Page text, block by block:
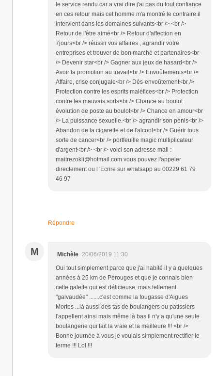
le service rendu car a vrai dire j'ai pas du tout confiance
en ces retour mais cet homme m'a montré le contraire.il
intervient dans les domaines suivants<br /> <br />
Retour de l'être aimé<br /> Retour d'affection en
7jours<br /> réussir vos affaires , agrandir votre
entreprises et trouver de bon marché et partenaires<br
/> Devenir star<br /> Gagner aux jeux de hasard<br />
Avoir la promotion au travail<br /> Envoûtements<br />
Affaire, crise conjugale<br /> Dés-envoûtement<br />
Protection contre les esprits maléfices<br /> Protection
contre les mauvais sorts<br /> Chance au boulot
évolution de poste au boulot<br /> Chance en amour<br
/> La puissance sexuelle.<br /> agrandir son pénis<br />
Abandon de la cigarette et de l'alcool<br /> Guérir tous
sorte de cancer<br /> portfeuille magic multiplicateur
d'argent<br /> <br /> voici son adresse mail :
maitrezokli@hotmail.com vous pouvez l'appeler
directement ou l 'Ecrire sur whatsapp au 00229 61 79
46 97
Répondre
M Michèle 20/06/2019 11:30
Oui tout simplement parce que j'ai habité il y a quelques
années à 25 km de Pérouges et que je connais bien
cette galette qui est délicieuse, mais tellement
"galvaudée" .......c'est comme la fougasse d'Aigues
Mortes ...là aussi des tas de boulangers ou patissiers
l'appellent ainsi mais même là bas il n'y a qu'une seule
boulangerie qui fait la vraie et la meilleure !!! <br />
Bonne journée à vous je voulais simplement rectifier le
terme !!! Lol !!!